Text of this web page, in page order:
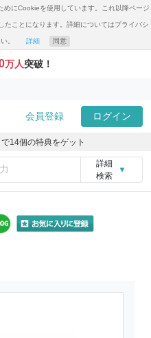
にCookieを使用しています。これ以降ページ
たことになります。詳細についてはプライバシ
。 詳細 同意
万人突破！
会員登録 ログイン
で14個の特典をゲット
詳細
検索
▼